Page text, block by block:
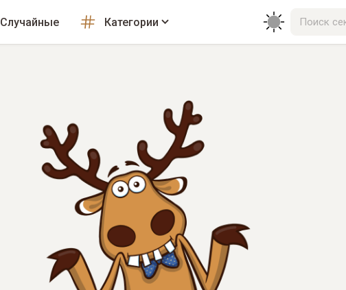
Случайные Категории